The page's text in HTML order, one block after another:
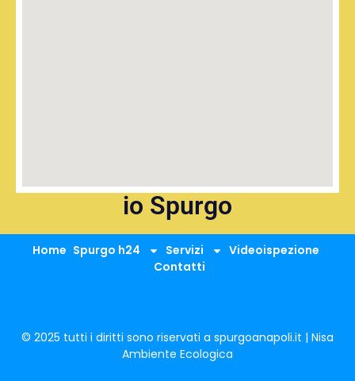
io Spurgo
Home Spurgo h24 Servizi
Videoispezione
Contatti
© 2025 tutti i diritti sono riservati a spurgoanapoli.it | Nisa
Ambiente Ecologica